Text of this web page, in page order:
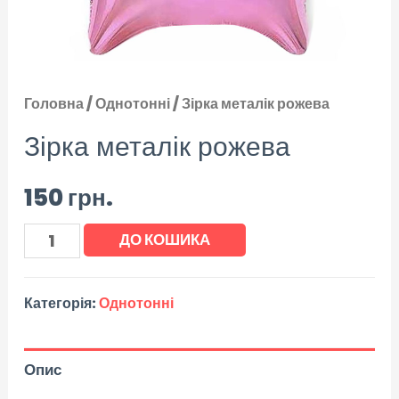
Головна/Однотонні/ Зірка металік рожева
Зірка металік рожева
150грн.
ДО КОШИКА
Категорія:Однотонні
Опис